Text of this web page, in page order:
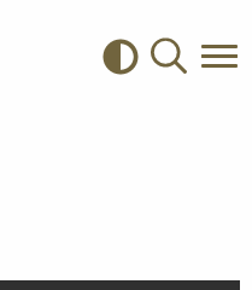
Kontrast